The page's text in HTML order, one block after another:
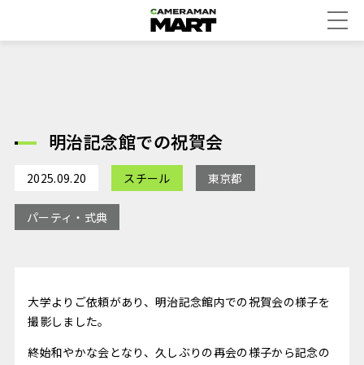
明治記念館での祝賀会
2025.09.20 スチール 東京都
パーティ・式典
大学よりご依頼があり、明治記念館内での祝賀会の様子を
撮影しました。
終始和やかな会となり、久しぶりの再会の様子から記念の